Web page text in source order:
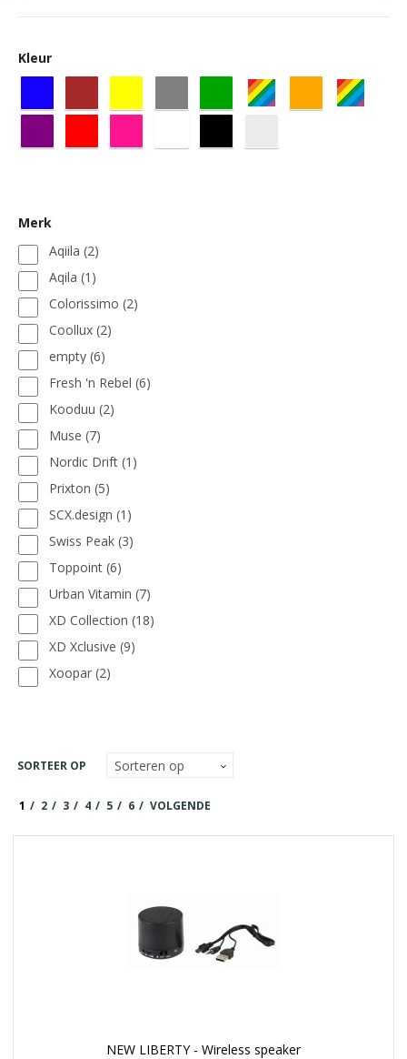
Kleur
Merk
Aqiila (2)
Aqila (1)
Colorissimo (2)
Coollux (2)
empty (6)
Fresh 'n Rebel (6)
Kooduu (2)
Muse (7)
Nordic Drift (1)
Prixton (5)
SCX.design (1)
Swiss Peak (3)
Toppoint (6)
Urban Vitamin (7)
XD Collection (18)
XD Xclusive (9)
Xoopar (2)
SORTEER OP
1 2 3 4 5 6 VOLGENDE
NEW LIBERTY - Wireless speaker